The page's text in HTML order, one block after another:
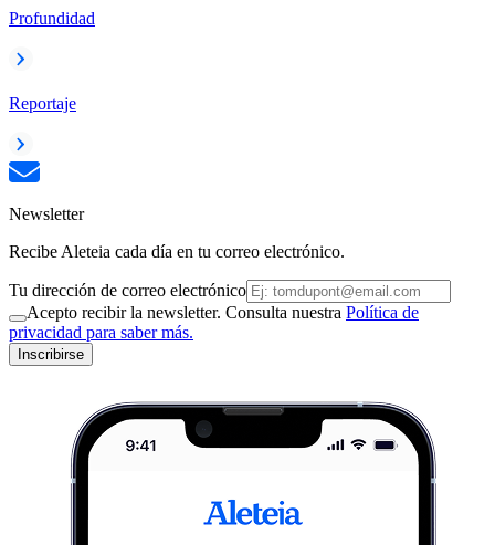
Profundidad
Reportaje
Newsletter
Recibe Aleteia cada día en tu correo electrónico.
Tu dirección de correo electrónico
Acepto recibir la newsletter. Consulta nuestra Política de
privacidad para saber más.
Inscribirse